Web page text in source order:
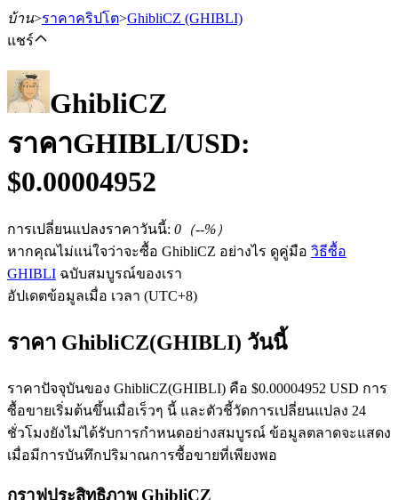
ฟิวเจอร์ส
ฟิวเจอร์สที่ใช้ USDT เป็นหลักประกัน
บ้าน>ราคาคริปโต>GhibliCZ (GHIBLI)
แชร์
GhibliCZ
ราคาGHIBLI/USD:
$0.00004952
การเปลี่ยนแปลงราคาวันนี้: 0 （--%）
หากคุณไม่แน่ใจว่าจะซื้อ GhibliCZ อย่างไร ดูคู่มือ วิธีซื้อ
GHIBLI ฉบับสมบูรณ์ของเรา
อัปเดตข้อมูลเมื่อ เวลา (UTC+8)
ราคา GhibliCZ(GHIBLI) วันนี้
ราคาปัจจุบันของ GhibliCZ(GHIBLI) คือ $0.00004952 USD การ
ซื้อขายเริ่มต้นขึ้นเมื่อเร็วๆ นี้ และตัวชี้วัดการเปลี่ยนแปลง 24
ชั่วโมงยังไม่ได้รับการกำหนดอย่างสมบูรณ์ ข้อมูลตลาดจะแสดง
เมื่อมีการบันทึกปริมาณการซื้อขายที่เพียงพอ
กราฟประสิทธิภาพ GhibliCZ